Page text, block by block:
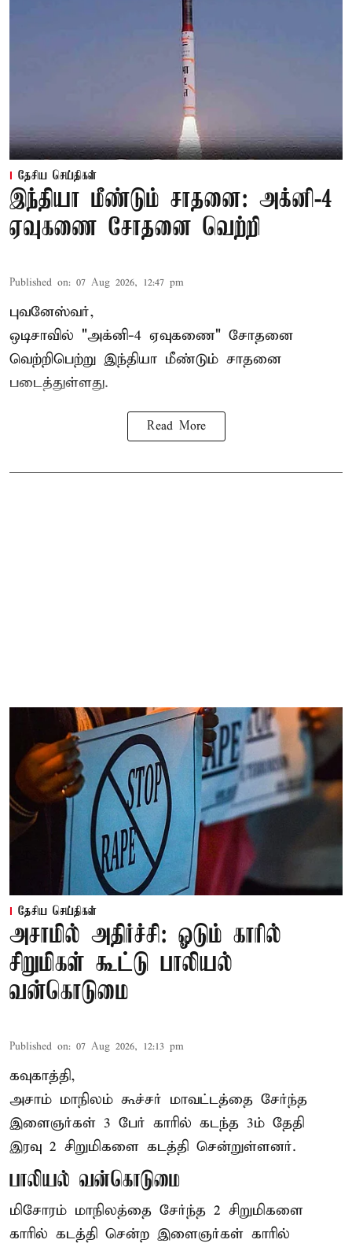
தேசிய செய்திகள்
இந்தியா மீண்டும் சாதனை: அக்னி-4
ஏவுகணை சோதனை வெற்றி
Published on: 07 Aug 2026, 12:47 pm
புவனேஸ்வர்,
ஒடிசாவில் "அக்னி-4 ஏவுகணை" சோதனை
வெற்றிபெற்று இந்தியா மீண்டும் சாதனை
படைத்துள்ளது.
Read More
தேசிய செய்திகள்
அசாமில் அதிர்ச்சி: ஓடும் காரில்
சிறுமிகள் கூட்டு பாலியல்
வன்கொடுமை
Published on: 07 Aug 2026, 12:13 pm
கவுகாத்தி,
அசாம் மாநிலம் கூச்சர் மாவட்டத்தை சேர்ந்த
இளைஞர்கள் 3 பேர் காரில் கடந்த 3ம் தேதி
இரவு 2 சிறுமிகளை கடத்தி சென்றுள்ளனர்.
பாலியல் வன்கொடுமை
மிசோரம் மாநிலத்தை சேர்ந்த 2 சிறுமிகளை
காரில் கடத்தி சென்ற இளைஞர்கள் காரில்